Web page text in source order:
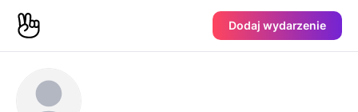
Dodaj wydarzenie